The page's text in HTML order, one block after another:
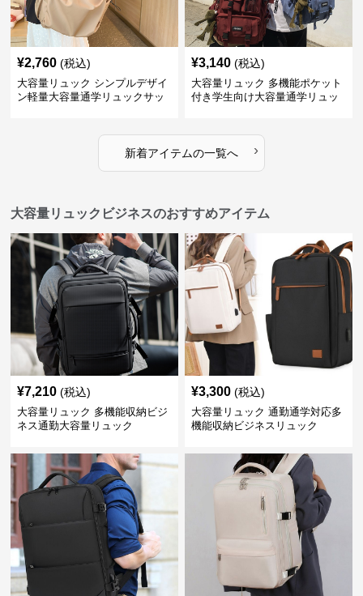
¥2,760 (税込)
大容量リュック シンプルデザイ
ン軽量大容量通学リュックサッ
¥3,140 (税込)
大容量リュック 多機能ポケット
付き学生向け大容量通学リュッ
新着アイテムの一覧へ ›
大容量リュックビジネスのおすすめアイテム
¥7,210 (税込)
大容量リュック 多機能収納ビジ
ネス通勤大容量リュック
¥3,300 (税込)
大容量リュック 通勤通学対応多
機能収納ビジネスリュック